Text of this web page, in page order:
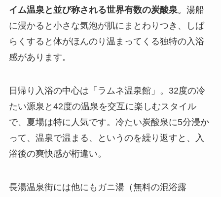
イム温泉と並び称される世界有数の炭酸泉。湯船
に浸かると小さな気泡が肌にまとわりつき、しば
らくすると体がほんのり温まってくる独特の入浴
感があります。
日帰り入浴の中心は「ラムネ温泉館」。32度の冷
たい源泉と42度の温泉を交互に楽しむスタイル
で、夏場は特に人気です。冷たい炭酸泉に5分浸か
って、温泉で温まる、というのを繰り返すと、入
浴後の爽快感が桁違い。
長湯温泉街には他にもガニ湯（無料の混浴露